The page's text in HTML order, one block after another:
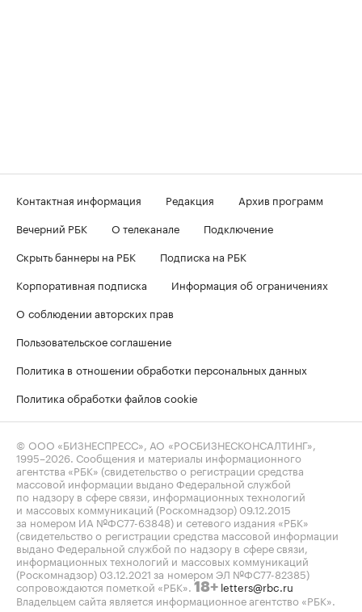
Контактная информация Редакция
Архив программ
Вечерний РБК
О телеканале
Подключение
Скрыть баннеры на РБК
Подписка на РБК
Корпоративная подписка
Информация об ограничениях
О соблюдении авторских прав
Пользовательское соглашение
Политика в отношении обработки персональных данных
Политика обработки файлов cookie
© ООО «БИЗНЕСПРЕСС», АО «РОСБИЗНЕСКОНСАЛТИНГ»,
1995–2026 . Сообщения и материалы информационного
агентства «РБК» (свидетельство о регистрации средства
массовой информации выдано Федеральной службой
по надзору в сфере связи, информационных технологий
и массовых коммуникаций (Роскомнадзор) 09.12.2015
за номером ИА №ФС77-63848) и сетевого издания «РБК»
(свидетельство о регистрации средства массовой информации
выдано Федеральной службой по надзору в сфере связи,
информационных технологий и массовых коммуникаций
(Роскомнадзор) 03.12.2021 за номером ЭЛ №ФС77-82385)
сопровождаются пометкой «РБК». 18+ letters@rbc.ru
Владельцем сайта является информационное агентство «РБК».